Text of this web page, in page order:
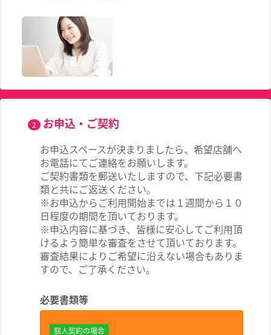
2 お申込・ご契約
お申込スペースが決まりましたら、希望店舗へ
お電話にてご連絡をお願いします。
ご契約書類を郵送いたしますので、下記必要書
類と共にご返送ください。
※お申込からご利用開始までは１週間から１０
日程度の期間を頂いております。
※申込内容に基づき、皆様に安心してご利用頂
けるよう簡単な審査をさせて頂いております。
審査結果によりご希望に沿えない場合もありま
すので、ご了承ください。
必要書類等
個人契約の場合